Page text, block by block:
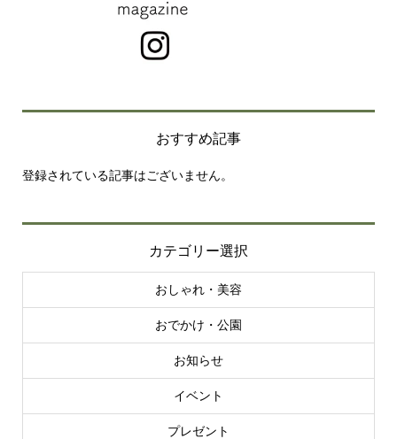
おすすめ記事
登録されている記事はございません。
カテゴリー選択
おしゃれ・美容
おでかけ・公園
お知らせ
イベント
プレゼント